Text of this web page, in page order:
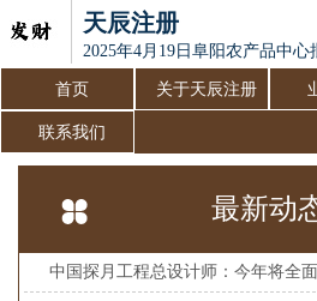
天辰注册
2025年4月19日阜阳农产品中心
首页 关于天辰注册
联系我们
最新动
中国探月工程总设计师：今年将全